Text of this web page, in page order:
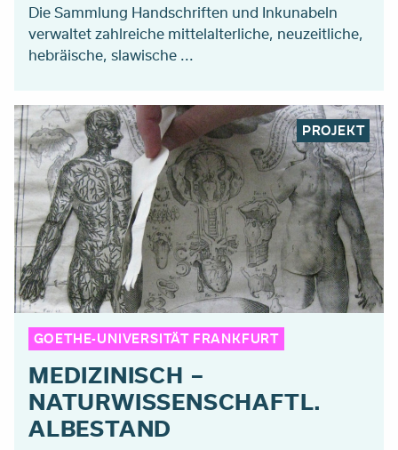
Die Sammlung Handschriften und Inkunabeln
verwaltet zahlreiche mittelalterliche, neuzeitliche,
hebräische, slawische ...
PROJEKT
GOETHE-UNIVERSITÄT FRANKFURT
MEDIZINISCH –
NATURWISSENSCHAFTL.
ALBESTAND